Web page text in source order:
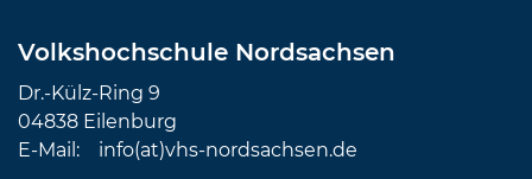
Volkshochschule Nordsachsen
Dr.-Külz-Ring 9
04838 Eilenburg
E-Mail: info(at)vhs-nordsachsen.de